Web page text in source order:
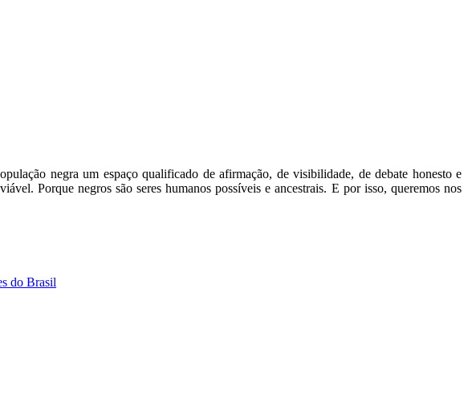
negra um espaço qualificado de afirmação, de visibilidade, de debate honesto e
Porque negros são seres humanos possíveis e ancestrais. E por isso, queremos nos
do Brasil